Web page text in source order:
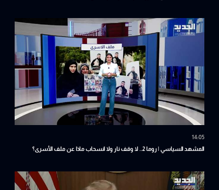
14:05
المشهد السياسي | روما 2.. لا وقف نار ولا انسحاب ماذا عن ملف الأسرى؟